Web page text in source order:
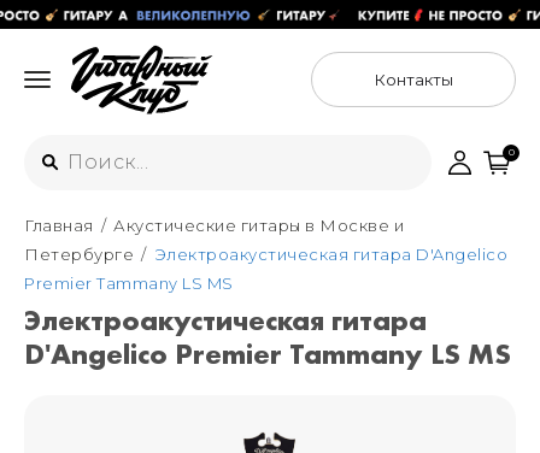
Контакты
Интернет-магазин
+7 (925) 125-54-44
Москва
+7 (925) 176-55-65
ул. Большая Новодмитровская 36с15,
Санкт-Петербург
0
Главная
Акустические гитары в Москве и
Петербурге
Электроакустическая гитара D'Angelico
Premier Tammany LS MS
Электроакустическая гитара
D'Angelico Premier Tammany LS MS